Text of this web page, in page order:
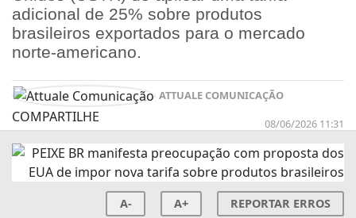
adicional de 25% sobre produtos
brasileiros exportados para o mercado
norte-americano.
ATTUALE COMUNICAÇÃO
08/06/2026 11:31
COMPARTILHE
A- A+ REPORTAR ERROS